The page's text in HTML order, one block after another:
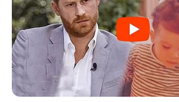
Agosto 07, 2026
Até 14 dias de licença
doente: o que diz o
Agosto 07, 2026
MATÉRIAS EM DESTAQUE NOS ÚLTIMOS